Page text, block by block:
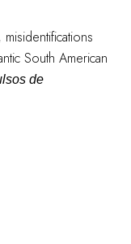
South American
de